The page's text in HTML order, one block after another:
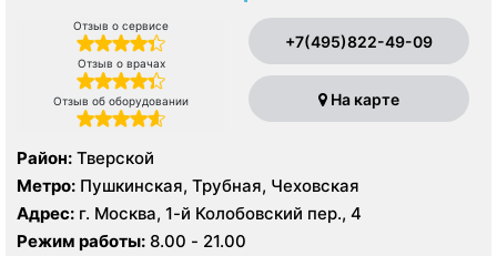
Отзыв о сервисе
Отзыв о врачах
Отзыв об оборудовании
+7(495)822-49-09
На карте
Район: Тверской
Метро: Пушкинская, Трубная, Чеховская
Адрес: г. Москва, 1-й Колобовский пер., 4
Режим работы: 8.00 - 21.00